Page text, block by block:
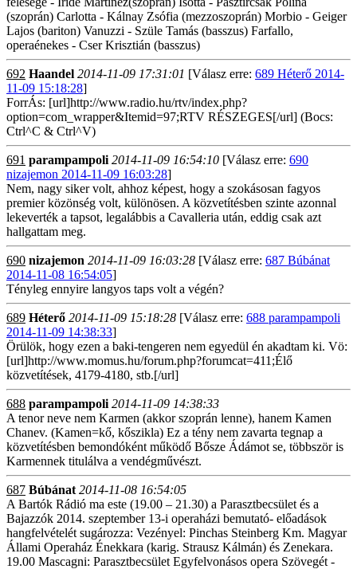
(szoprán) Carlotta - Kálnay Zsófia (mezzoszoprán) Morbio - Geiger
Lajos (bariton) Vanuzzi - Szüle Tamás (basszus) Farfallo,
operaénekes - Cser Krisztián (basszus)
692 Haandel 2014-11-09 17:31:01 [Válasz erre: 689 Héterő 2014-
11-09 15:18:28]
ForrÁs: [url]http://www.radio.hu/rtv/index.php?
option=com_wrapper&Itemid=97;RTV RÉSZEGES[/url] (Bocs:
Ctrl^C & Ctrl^V)
691 parampampoli 2014-11-09 16:54:10 [Válasz erre: 690
nizajemon 2014-11-09 16:03:28]
Nem, nagy siker volt, ahhoz képest, hogy a szokásosan fagyos
premier közönség volt, különösen. A közvetítésben szinte azonnal
lekeverték a tapsot, legalábbis a Cavalleria után, eddig csak azt
hallgattam meg.
690 nizajemon 2014-11-09 16:03:28 [Válasz erre: 687 Búbánat
2014-11-08 16:54:05]
Tényleg ennyire langyos taps volt a végén?
689 Héterő 2014-11-09 15:18:28 [Válasz erre: 688 parampampoli
2014-11-09 14:38:33]
Örülök, hogy ezen a baki-tengeren nem egyedül én akadtam ki. Vö:
[url]http://www.momus.hu/forum.php?forumcat=411;Élő
közvetítések, 4179-4180, stb.[/url]
688 parampampoli 2014-11-09 14:38:33
A tenor neve nem Karmen (akkor szoprán lenne), hanem Kamen
Chanev. (Kamen=kő, kőszikla) Ez a tény nem zavarta tegnap a
közvetítésben bemondóként működő Bősze Ádámot se, többször is
Karmennek titulálva a vendégművészt.
687 Búbánat 2014-11-08 16:54:05
A Bartók Rádió ma este (19.00 – 21.30) a Parasztbecsület és a
Bajazzók 2014. szeptember 13-i operaházi bemutató- előadások
hangfelvételét sugározza: Vezényel: Pinchas Steinberg Km. Magyar
Állami Operaház Énekkara (karig. Strausz Kálmán) és Zenekara.
19.00 Mascagni: Parasztbecsület Egyfelvonásos opera Szövegét -